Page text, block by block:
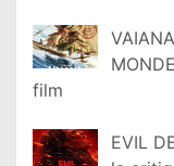
film
EVIL